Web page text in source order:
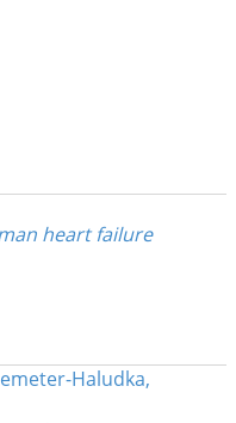
heart failure
Haludka,